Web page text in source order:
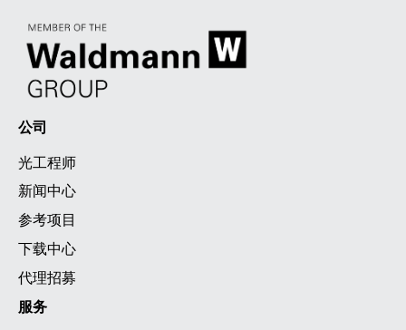
公司
光工程师
新闻中心
参考项目
下载中心
代理招募
服务